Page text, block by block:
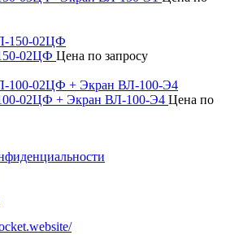
02ЦФ Цена по запросу
02ЦФ + Экран ВЛ-100-Э4 Цена по